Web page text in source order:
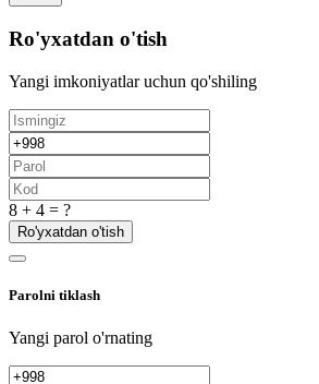
Ro'yxatdan o'tish
Yangi imkoniyatlar uchun qo'shiling
8 + 4 = ?
Ro'yxatdan o'tish
Parolni tiklash
Yangi parol o'rnating